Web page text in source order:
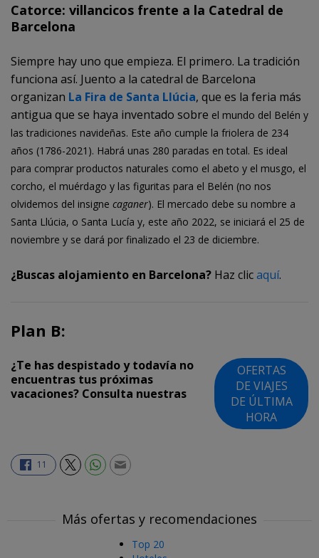
Catorce: villancicos frente a la Catedral de
Barcelona
Siempre hay uno que empieza. El primero. La tradición
funciona así. Juento a la catedral de Barcelona
organizan La Fira de Santa Llúcia, que es la feria más
antigua que se haya inventado sobre el mundo del Belén y
las tradiciones navideñas. Este año cumple la friolera de 234
años (1786-2021). Habrá unas 280 paradas en total. Es ideal
para comprar productos naturales como el abeto y el musgo, el
corcho, el muérdago y las figuritas para el Belén (no nos
olvidemos del insigne caganer). El mercado debe su nombre a
Santa Llúcia, o Santa Lucía y, este año 2022, se iniciará el 25 de
noviembre y se dará por finalizado el 23 de diciembre.
¿Buscas alojamiento en Barcelona? Haz clicaquí.
Plan B:
¿Te has despistado y todavía no
encuentras tus próximas
vacaciones? Consulta nuestras
OFERTAS
DE VIAJES
DE ÚLTIMA
HORA
11
Más ofertas y recomendaciones
Top 20